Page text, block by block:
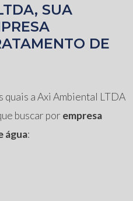
SUA
DE
quais a Axi Ambiental LTDA
buscar por empresa
água: